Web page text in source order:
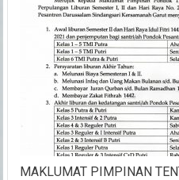
MAKLUMAT PIMPINAN